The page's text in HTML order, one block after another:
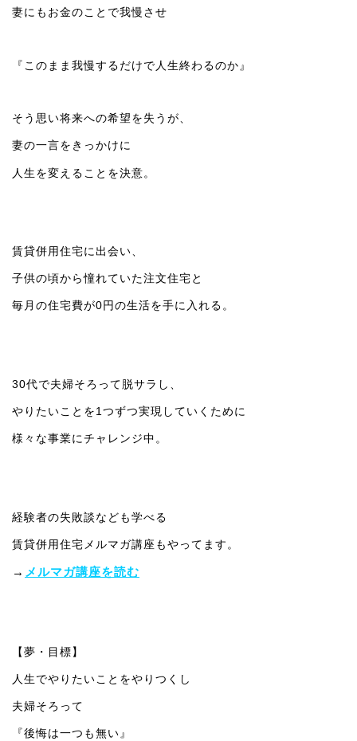
妻にもお金のことで我慢させ
『このまま我慢するだけで人生終わるのか』
そう思い将来への希望を失うが、
妻の一言をきっかけに
人生を変えることを決意。
賃貸併用住宅に出会い、
子供の頃から憧れていた注文住宅と
毎月の住宅費が0円の生活を手に入れる。
30代で夫婦そろって脱サラし、
やりたいことを1つずつ実現していくために
様々な事業にチャレンジ中。
経験者の失敗談なども学べる
賃貸併用住宅メルマガ講座もやってます。
→ メルマガ講座を読む
【夢・目標】
人生でやりたいことをやりつくし
夫婦そろって
『後悔は一つも無い』